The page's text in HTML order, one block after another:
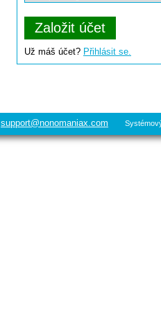
Už máš účet? Přihlásit se.
support@nonomaniax.com